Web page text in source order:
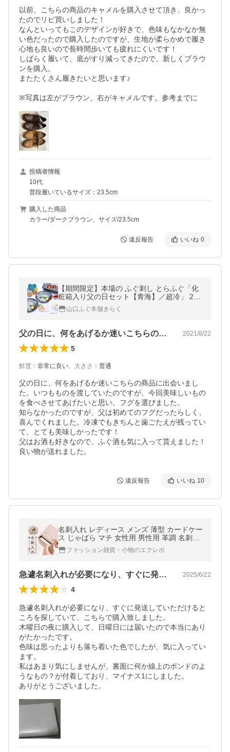
以前、こちらの商品のキャメルを購入させて頂き、良かっ
たのでリピ買いしました！
なんといってもこのデザインが好きで、色味もなかなか無
い色だったので購入したのですが、生地が柔らかめで履き
心地も良いので長時間歩いても疲れにくいです！
しばらく履いて、底がすり減ってきたので、新しくブラウ
ンを購入。
またたくさん履きたいと思います♪
※写真は左がブラウン、右がキャメルです。参考までに
投稿者情報
10代
普段履いているサイズ：23.5cm
購入した商品
カラー/ダークブラウン、サイズ/23.5cm
違反報告 いいね 0
【期間限定】本場の ふぐ刺し とらふぐ「化
粧箱入り父の日セット【青海】／超冷」 2人
前 山口 刺身 ふぐ皮 天ぷら ひれ 地酒 萩焼
ひれ酒
山口ふぐ本舗きらく
父の日に、何をあげるか迷いこちらの商品… 2021/8/22
5
鮮度 ： 非常に良い、 大きさ ： 普通
父の日に、何をあげるか迷いこちらの商品に出会いまし
た。いつもものを渡していたのですが、今回美味しいもの
を食べさせてあげたいと思い、フグを選びました。
知らなかったのですが、父は初めてのフグだったらしく、
喜んでくれました。冷凍でもきちんと歯ごたえが残ってい
て、とても美味しかったです！
父はお酒も好きなので、ふぐ酒も気に入って貰えました！
良い物が送れました。
違反報告 いいね 10
名刺入れ レディース メンズ 薄型 カードケー
ス じゃばら マチ 女性用 男性用 革調 名刺ケ
ース 50枚 軽量 くすみ シンプル ポイントカ
ード入れ 名入れ対象 爆買
ファッション雑貨・小物のエクレボ
急遽名刺入れが必要になり、すぐに発送し… 2025/6/22
4
急遽名刺入れが必要になり、すぐに発送していただけると
ころを探していて、こちらで購入致しました。
木曜日の夜に購入して、日曜日には届いたので本当にあり
がたかったです。
色味は思ったよりも落ち着いた色でしたが、気に入ってい
ます。
私はあまり気にしませんが、裏面に何か線上のボンドのよ
うなもの？が付着しており、マイナス1にしました。
ありがとうございました。